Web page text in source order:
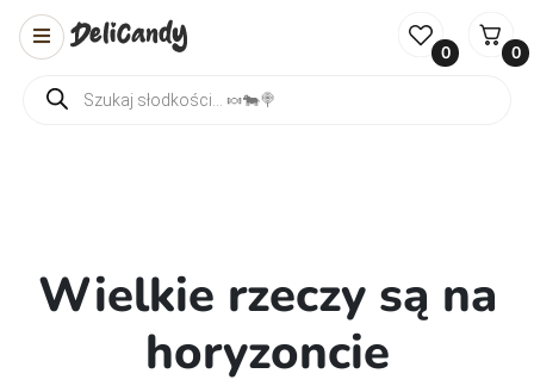
Wyszukiwarka produktów
0 0
Wielkie rzeczy są na
horyzoncie